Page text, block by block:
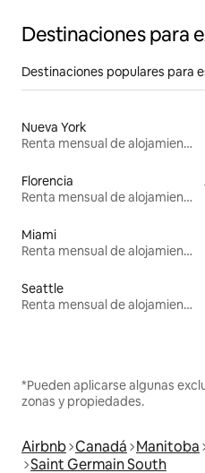
Destinaciones para
Destinaciones populares para
Nueva York
Renta mensual de alojamientos
Florencia
Renta mensual de alojamientos
Miami
Renta mensual de alojamientos
Seattle
Renta mensual de alojamientos
*Pueden aplicarse algunas
zonas y propiedades.
Airbnb Canadá Manitoba
Saint Germain South